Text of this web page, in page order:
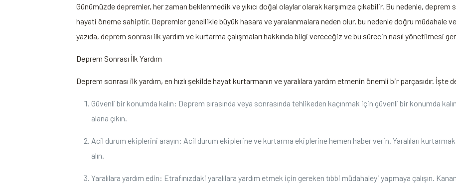
Günümüzde depremler, her zaman beklenmedik ve yıkıcı doğal olaylar olarak karşımıza çıkabilir. Bu nedenle, deprem
hayati öneme sahiptir. Depremler genellikle büyük hasara ve yaralanmalara neden olur, bu nedenle doğru müdahale
yazıda, deprem sonrası ilk yardım ve kurtarma çalışmaları hakkında bilgi vereceğiz ve bu sürecin nasıl yönetilmesi
Deprem Sonrası İlk Yardım
Deprem sonrası ilk yardım, en hızlı şekilde hayat kurtarmanın ve yaralılara yardım etmenin önemli bir parçasıdır. İşte
Güvenli bir konumda kalın: Deprem sırasında veya sonrasında tehlikeden kaçınmak için güvenli bir konumda
alana çıkın.
Acil durum ekiplerini arayın: Acil durum ekiplerine ve kurtarma ekiplerine hemen haber verin. Yaralıları
alın.
Yaralılara yardım edin: Etrafınızdaki yaralılara yardım etmek için gereken tıbbi müdahaleyi yapmaya çalışın.